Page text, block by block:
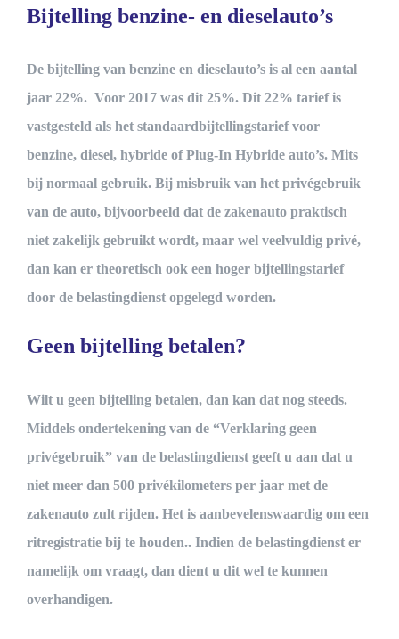
Bijtelling benzine- en dieselauto’s
De bijtelling van benzine en dieselauto’s is al een aantal
jaar 22%. Voor 2017 was dit 25%. Dit 22% tarief is
vastgesteld als het standaardbijtellingstarief voor
benzine, diesel, hybride of Plug-In Hybride auto’s. Mits
bij normaal gebruik. Bij misbruik van het privégebruik
van de auto, bijvoorbeeld dat de zakenauto praktisch
niet zakelijk gebruikt wordt, maar wel veelvuldig privé,
dan kan er theoretisch ook een hoger bijtellingstarief
door de belastingdienst opgelegd worden.
Geen bijtelling betalen?
Wilt u geen bijtelling betalen, dan kan dat nog steeds.
Middels ondertekening van de “Verklaring geen
privégebruik” van de belastingdienst geeft u aan dat u
niet meer dan 500 privékilometers per jaar met de
zakenauto zult rijden. Het is aanbevelenswaardig om een
ritregistratie bij te houden.. Indien de belastingdienst er
namelijk om vraagt, dan dient u dit wel te kunnen
overhandigen.